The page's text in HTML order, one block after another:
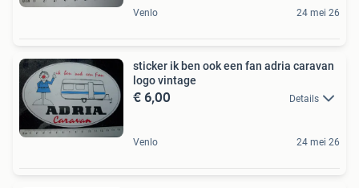
Venlo 24 mei 26
sticker ik ben ook een fan adria caravan
logo vintage
€ 6,00 Details
Venlo 24 mei 26